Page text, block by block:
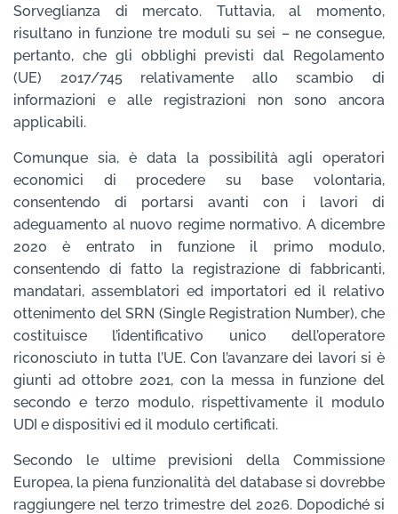
Sorveglianza di mercato. Tuttavia, al momento,
risultano in funzione tre moduli su sei – ne consegue,
pertanto, che gli obblighi previsti dal Regolamento
(UE) 2017/745 relativamente allo scambio di
informazioni e alle registrazioni non sono ancora
applicabili.
Comunque sia, è data la possibilità agli operatori
economici di procedere su base volontaria,
consentendo di portarsi avanti con i lavori di
adeguamento al nuovo regime normativo. A dicembre
2020 è entrato in funzione il primo modulo,
consentendo di fatto la registrazione di fabbricanti,
mandatari, assemblatori ed importatori ed il relativo
ottenimento del SRN (Single Registration Number), che
costituisce l’identificativo unico dell’operatore
riconosciuto in tutta l’UE. Con l’avanzare dei lavori si è
giunti ad ottobre 2021, con la messa in funzione del
secondo e terzo modulo, rispettivamente il modulo
UDI e dispositivi ed il modulo certificati.
Secondo le ultime previsioni della Commissione
Europea, la piena funzionalità del database si dovrebbe
raggiungere nel terzo trimestre del 2026. Dopodiché si